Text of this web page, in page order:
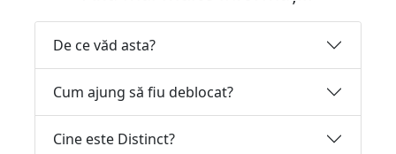
De ce văd asta?
Cum ajung să fiu deblocat?
Cine este Distinct?